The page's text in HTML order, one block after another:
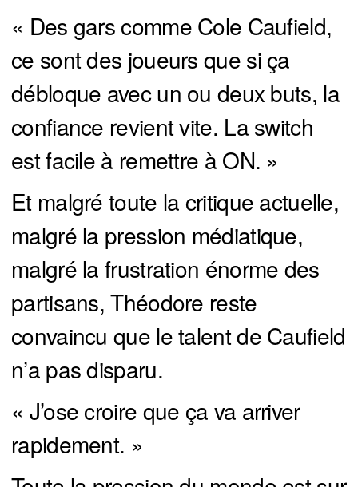
« Des gars comme Cole Caufield,
ce sont des joueurs que si ça
débloque avec un ou deux buts, la
confiance revient vite. La switch
est facile à remettre à ON. »
Et malgré toute la critique actuelle,
malgré la pression médiatique,
malgré la frustration énorme des
partisans, Théodore reste
convaincu que le talent de Caufield
n’a pas disparu.
« J’ose croire que ça va arriver
rapidement. »